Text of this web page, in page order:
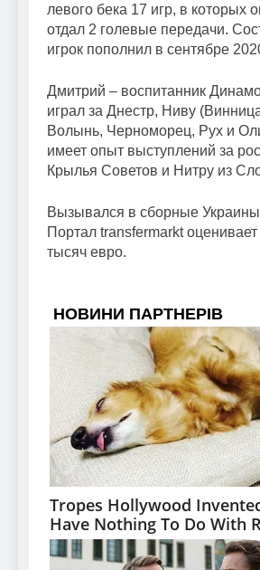
левого бека 17 игр, в которых
отдал 2 голевые передачи.
игрок пополнил в сентябре
Дмитрий – воспитанник
играл за Днестр, Ниву
Волынь, Черноморец, Рух и
имеет опыт выступлений за
Крылья Советов и Нитру из
Вызывался в сборные
Портал transfermarkt
тысяч евро.